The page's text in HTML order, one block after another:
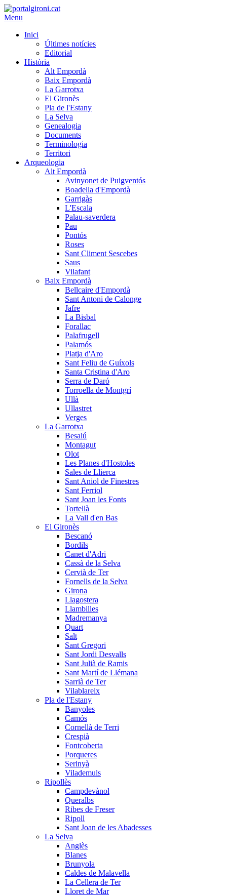
Menu
Inici
Últimes notícies
Editorial
Història
Alt Empordà
Baix Empordà
La Garrotxa
El Gironès
Pla de l'Estany
La Selva
Genealogia
Documents
Terminologia
Territori
Arqueologia
Alt Empordà
Avinyonet de Puigventós
Boadella d'Empordà
Garrigàs
L'Escala
Palau-saverdera
Pau
Pontós
Roses
Sant Climent Sescebes
Saus
Vilafant
Baix Empordà
Bellcaire d'Empordà
Sant Antoni de Calonge
Jafre
La Bisbal
Forallac
Palafrugell
Palamós
Platja d'Aro
Sant Feliu de Guíxols
Santa Cristina d'Aro
Serra de Daró
Torroella de Montgrí
Ullà
Ullastret
Verges
La Garrotxa
Besalú
Montagut
Olot
Les Planes d'Hostoles
Sales de Llierca
Sant Aniol de Finestres
Sant Ferriol
Sant Joan les Fonts
Tortellà
La Vall d'en Bas
El Gironès
Bescanó
Bordils
Canet d'Adri
Cassà de la Selva
Cervià de Ter
Fornells de la Selva
Girona
Llagostera
Llambilles
Madremanya
Quart
Salt
Sant Gregori
Sant Jordi Desvalls
Sant Julià de Ramis
Sant Martí de Llémana
Sarrià de Ter
Vilablareix
Pla de l'Estany
Banyoles
Camós
Cornellà de Terri
Crespià
Fontcoberta
Porqueres
Serinyà
Vilademuls
Ripollès
Campdevànol
Queralbs
Ribes de Freser
Ripoll
Sant Joan de les Abadesses
La Selva
Anglès
Blanes
Brunyola
Caldes de Malavella
La Cellera de Ter
Lloret de Mar